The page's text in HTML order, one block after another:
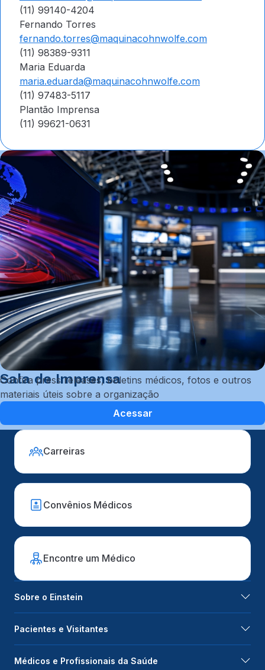
(11) 99140-4204
Fernando Torres
fernando.torres@maquinacohnwolfe.com
(11) 98389-9311
Maria Eduarda
maria.eduarda@maquinacohnwolfe.com
(11) 97483-5117
Plantão Imprensa
(11) 99621-0631
Sala de Imprensa
Confira press releases, boletins médicos, fotos e outros
materiais úteis sobre a organização
Acessar
Carreiras
Convênios Médicos
Encontre um Médico
Sobre o Einstein
Pacientes e Visitantes
Médicos e Profissionais da Saúde